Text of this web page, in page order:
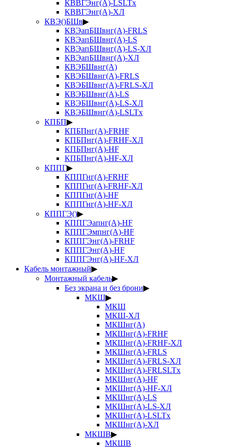
КВВГЭнг(А)-LSLTx
КВВГЭнг(А)-ХЛ
КВЭ()БШв▶
КВЭапБШвнг(А)-FRLS
КВЭапБШвнг(А)-LS
КВЭапБШвнг(А)-LS-ХЛ
КВЭапБШвнг(А)-ХЛ
КВЭБШвнг(А)
КВЭБШвнг(А)-FRLS
КВЭБШвнг(А)-FRLS-ХЛ
КВЭБШвнг(А)-LS
КВЭБШвнг(А)-LS-ХЛ
КВЭБШвнг(А)-LSLTx
КПБП▶
КПБПнг(А)-FRHF
КПБПнг(А)-FRHF-ХЛ
КПБПнг(А)-HF
КПБПнг(А)-HF-ХЛ
КППГ▶
КППГнг(А)-FRHF
КППГнг(А)-FRHF-ХЛ
КППГнг(А)-HF
КППГнг(А)-HF-ХЛ
КППГЭ()▶
КППГЭапнг(А)-HF
КППГЭмпнг(А)-HF
КППГЭнг(А)-FRHF
КППГЭнг(А)-HF
КППГЭнг(А)-HF-ХЛ
Кабель монтажный▶
Монтажный кабель▶
Без экрана и без брони▶
МКШ▶
МКШ
МКШ-ХЛ
МКШнг(А)
МКШнг(А)-FRHF
МКШнг(А)-FRHF-ХЛ
МКШнг(А)-FRLS
МКШнг(А)-FRLS-ХЛ
МКШнг(А)-FRLSLTx
МКШнг(А)-HF
МКШнг(А)-HF-ХЛ
МКШнг(А)-LS
МКШнг(А)-LS-ХЛ
МКШнг(А)-LSLTx
МКШнг(А)-ХЛ
МКШВ▶
МКШВ